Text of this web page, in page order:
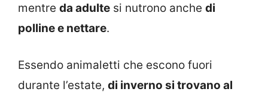
mentre da adulte si nutrono anche di
polline e nettare.
Essendo animaletti che escono fuori
durante l’estate, di inverno si trovano al